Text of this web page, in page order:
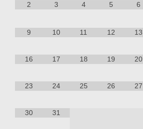
2 3 4 5 6
9 10 11 12 13
16 17 18 19 20
23 24 25 26 27
30 31